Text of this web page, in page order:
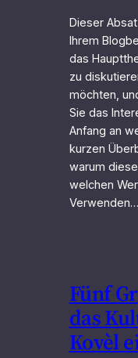
Dieser
Ihrem
das
zu
möchten,
Sie das
Anfang an
kurzen
warum
welchen
Verwenden…
Fünf
das
Kovèl